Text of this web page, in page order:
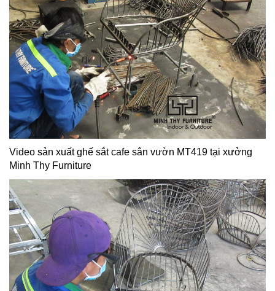
Video sản xuất ghế sắt cafe sân vườn MT419 tại xưởng
Minh Thy Furniture